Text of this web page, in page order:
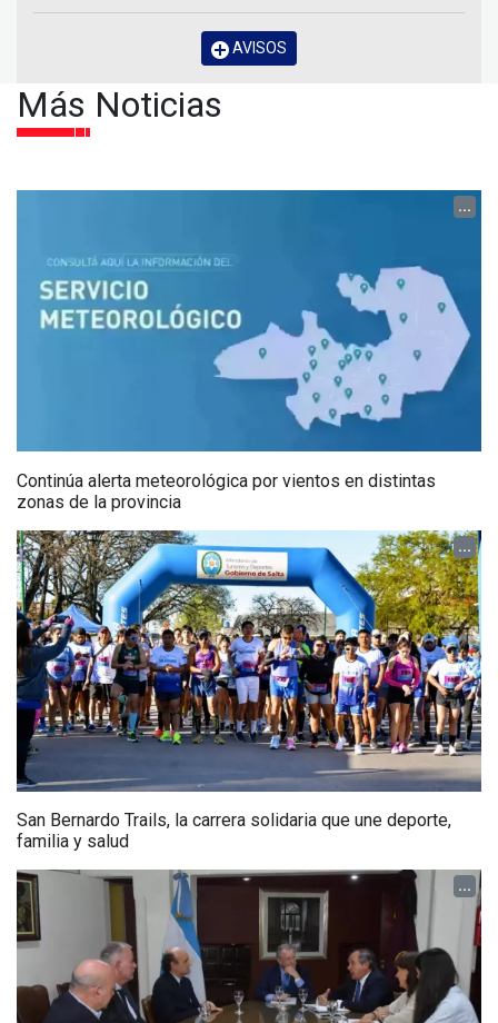
AVISOS
Más Noticias
...
Continúa alerta meteorológica por vientos en distintas
zonas de la provincia
...
San Bernardo Trails, la carrera solidaria que une deporte,
familia y salud
...